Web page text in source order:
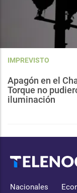
IMPREVISTO
Apagón en el
Torque no
iluminación
Nacionales